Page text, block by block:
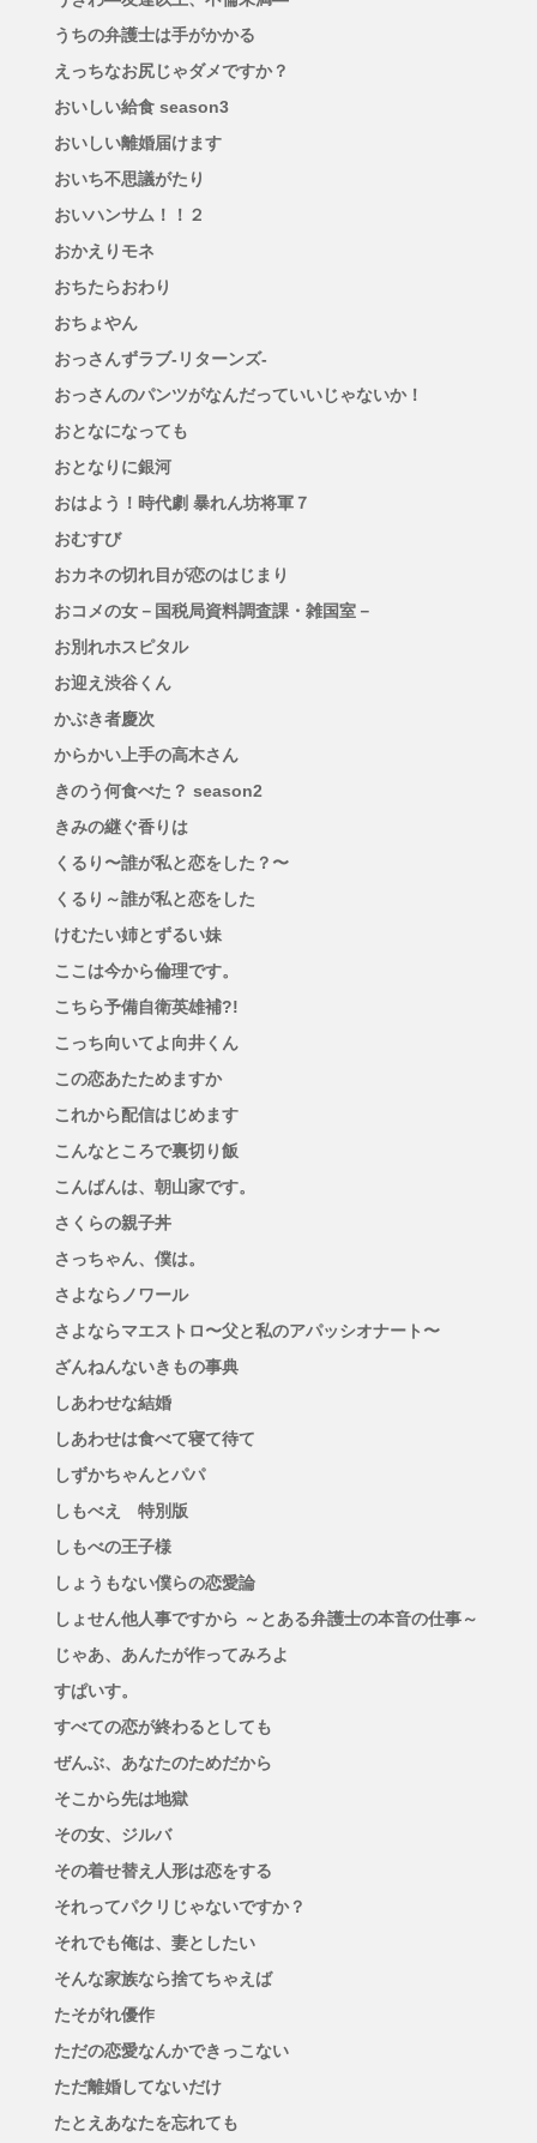
うちの弁護士は手がかかる
えっちなお尻じゃダメですか？
おいしい給食 season3
おいしい離婚届けます
おいち不思議がたり
おいハンサム！！２
おかえりモネ
おちたらおわり
おちょやん
おっさんずラブ-リターンズ-
おっさんのパンツがなんだっていいじゃないか！
おとなになっても
おとなりに銀河
おはよう！時代劇 暴れん坊将軍７
おむすび
おカネの切れ目が恋のはじまり
おコメの女－国税局資料調査課・雑国室－
お別れホスピタル
お迎え渋谷くん
かぶき者慶次
からかい上手の高木さん
きのう何食べた？ season2
きみの継ぐ香りは
くるり〜誰が私と恋をした？〜
くるり～誰が私と恋をした
けむたい姉とずるい妹
ここは今から倫理です。
こちら予備自衛英雄補?!
こっち向いてよ向井くん
この恋あたためますか
これから配信はじめます
こんなところで裏切り飯
こんばんは、朝山家です。
さくらの親子丼
さっちゃん、僕は。
さよならノワール
さよならマエストロ〜父と私のアパッシオナート〜
ざんねんないきもの事典
しあわせな結婚
しあわせは食べて寝て待て
しずかちゃんとパパ
しもべえ 特別版
しもべの王子様
しょうもない僕らの恋愛論
しょせん他人事ですから ～とある弁護士の本音の仕事～
じゃあ、あんたが作ってみろよ
すぱいす。
すべての恋が終わるとしても
ぜんぶ、あなたのためだから
そこから先は地獄
その女、ジルバ
その着せ替え人形は恋をする
それってパクリじゃないですか？
それでも俺は、妻としたい
そんな家族なら捨てちゃえば
たそがれ優作
ただの恋愛なんかできっこない
ただ離婚してないだけ
たとえあなたを忘れても